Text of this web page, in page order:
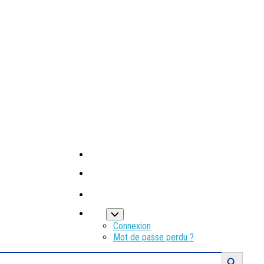
Connexion
Mot de passe perdu ?
Search Button